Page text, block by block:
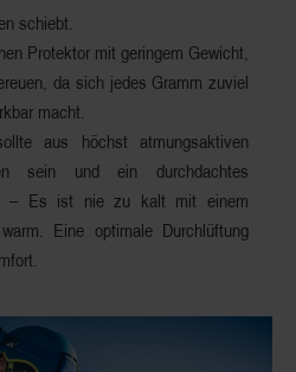
schiebt.
Protektor mit geringem Gewicht,
da sich jedes Gramm zuviel
macht.
aus höchst atmungsaktiven
sein und ein durchdachtes
– Es ist nie zu kalt mit einem
Eine optimale Durchlüftung